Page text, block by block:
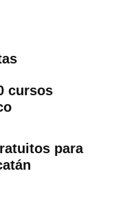
cursos
para